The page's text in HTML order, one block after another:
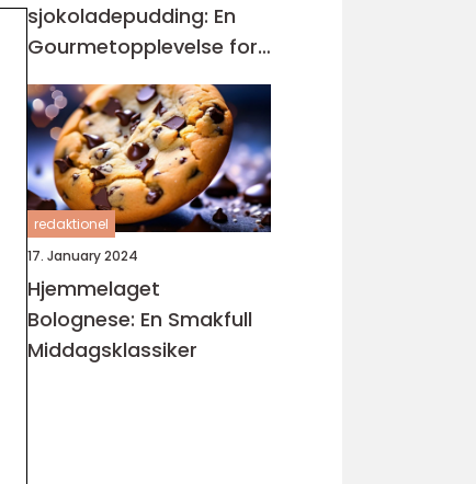
sjokoladepudding: En
Gourmetopplevelse for
Sjokoladeelskere
redaktionel
17. January 2024
Hjemmelaget
Bolognese: En Smakfull
Middagsklassiker